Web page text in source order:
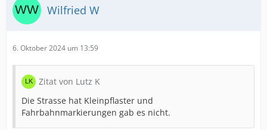
Wilfried W
6. Oktober 2024 um 13:59
Zitat von Lutz K
Die Strasse hat Kleinpflaster und
Fahrbahnmarkierungen gab es nicht.